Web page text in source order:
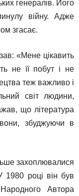
генералів. Його
війну. Адже
згасає.
«Мене цікавить
не її побут і не
теж важливо і
світ людини,
що література
збуджуючи в
захоплювалися
році він був
Автора